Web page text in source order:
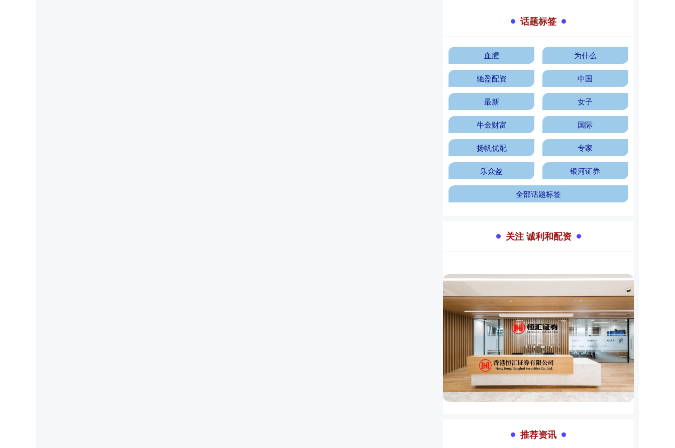
话题标签
血腥 为什么
驰盈配资 中国
最新 女子
牛金财富 国际
扬帆优配 专家
乐众盈 银河证券
全部话题标签
关注 诚利和配资
推荐资讯